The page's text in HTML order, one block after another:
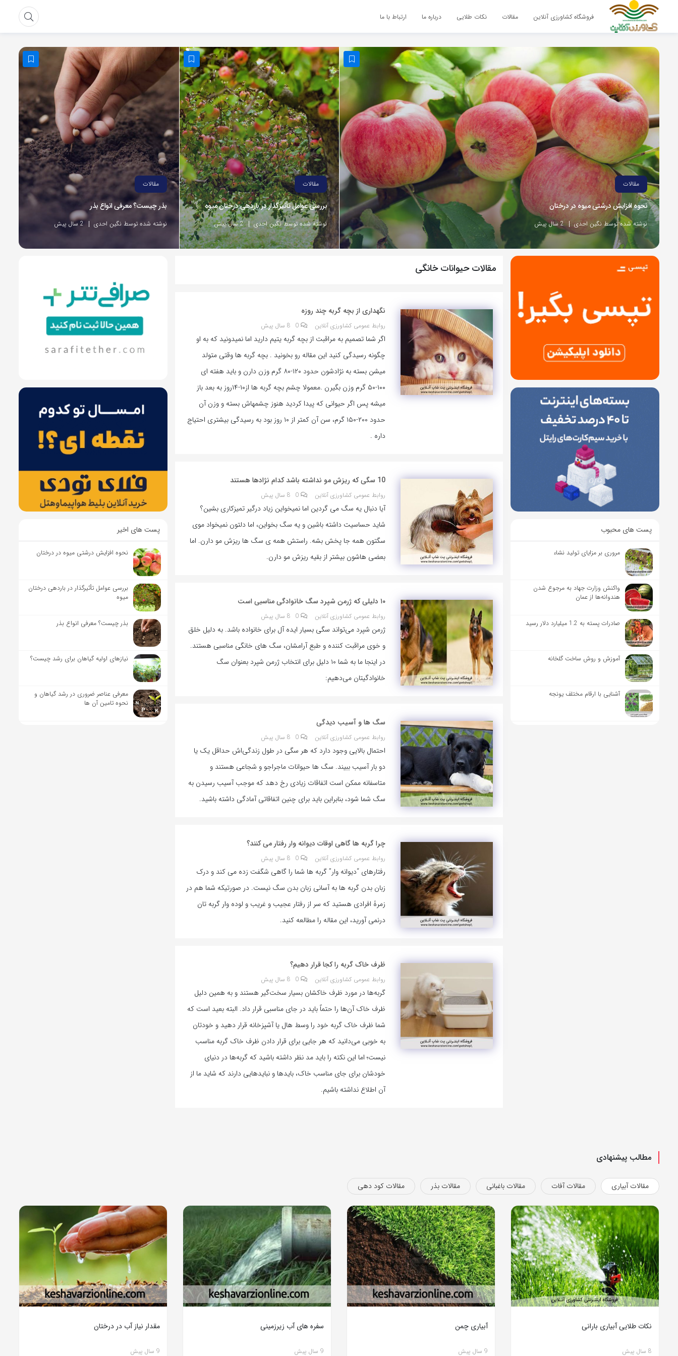
فروشگاه کشاورزی آنلاین مقالات نکات طلایی درباره ما ارتباط با ما
مقالات
نحوه افزایش درشتی میوه در درختان
نوشته شده توسط نگین احدی 2 سال پیش
مقالات
بررسی عوامل تأثیرگذار در باردهی درختان میوه
نوشته شده توسط نگین احدی 2 سال پیش
مقالات
بذر چیست؟ معرفی انواع بذر
نوشته شده توسط نگین احدی 2 سال پیش
پست های محبوب
مروری بر مزایای تولید نشاء‏
واکنش وزارت جهاد به مرجوع شدن
هندوانه‌ها از عمان
صادرات پسته به 1.2 میلیارد دلار رسید
آموزش و روش ساخت گلخانه
آشنایی با ارقام مختلف یونجه
مقالات حیوانات خانگی
نگهداری از بچه گربه چند روزه
روابط عمومی کشاورزی آنلاین 0 8 سال پیش
اگر شما تصمیم به مراقبت از بچه گربه یتیم دارید اما نمیدونید که به او
چگونه رسیدگی کنید این مقاله رو بخونید . بچه گربه ها وقتی متولد
میشن بسته به نژادشون حدود ۱۲۰-۸۰ گرم وزن دارن و باید هفته ای
۱۰۰-۵۰ گرم وزن بگیرن .معمولا چشم بچه گربه ها از۱۰-۱۴روز به بعد باز
میشه پس اگر حیوانی که پیدا کردید هنوز چشمهاش بسته و وزن آن
حدود ۲۰۰-۱۵۰ گرم، سن آن کمتر از ۱۰ روز بود به رسیدگی بیشتری احتیاج
داره .
10 سگی که ریزش مو نداشته باشد کدام نژادها هستند
روابط عمومی کشاورزی آنلاین 0 8 سال پیش
آیا دنبال یه سگ می گردین اما نمیخواین زیاد درگیر تمیزکاری بشین؟
شاید حساسیت داشته باشین و یه سگ بخواین، اما دلتون نمیخواد موی
سگتون همه جا پخش بشه. راستش همه ی سگ ها ریزش مو دارن. اما
بعضی هاشون بیشتر از بقیه ریزش مو دارن.
۱۰ دلیلی که ژرمن شپرد سگ خانوادگی مناسبی است
روابط عمومی کشاورزی آنلاین 0 8 سال پیش
ژرمن شپرد می‌تواند سگی بسیار ایده آل برای خانواده باشد. به دلیل خلق
و خوی مراقبت کننده و طبع آرامشان، سگ های خانگی مناسبی هستند.
در اینجا ما به شما ۱۰ دلیل برای انتخاب ژرمن شپرد بعنوان سگ
خانوادگیتان می‌دهیم:
سگ ها و آسیب دیدگی
روابط عمومی کشاورزی آنلاین 0 8 سال پیش
احتمال بالایی وجود دارد که هر سگی در طول زندگی‌اش حداقل یک یا
دو بار آسیب ببیند. سگ ها حیوانات ماجراجو و شجاعی هستند و
متاسفانه ممکن است اتفاقات زیادی رخ دهد که موجب آسیب رسیدن به
سگ شما شود، بنابراین باید برای چنین اتفاقاتی آمادگی داشته باشید.
چرا گربه ها گاهی اوقات دیوانه وار رفتار می کنند؟
روابط عمومی کشاورزی آنلاین 0 8 سال پیش
رفتارهای “دیوانه وار” گربه ها شما را گاهی شگفت زده می کند و درک
زبان بدن گربه ها به آسانی زبان بدن سگ نیست. در صورتیکه شما هم در
زمرۀ افرادی هستید که سر از رفتار عجیب و غریب و لوده وار گربه تان
درنمی آورید، این مقاله را مطالعه کنید.
ظرف خاک گربه را کجا قرار دهیم؟
روابط عمومی کشاورزی آنلاین 0 8 سال پیش
گربه‌ها در مورد ظرف خاکشان بسیار سخت‌گیر هستند و به همین دلیل
ظرف خاک آن‌ها را حتماً باید در جای مناسبی قرار داد. البته بعید است که
شما ظرف خاک گربه خود را وسط هال یا آشپزخانه قرار دهید و خودتان
به خوبی می‌دانید که هر جایی برای قرار دادن ظرف خاک گربه مناسب
نیست؛ اما این نکته را باید مد نظر داشته باشید که گربه‌ها در دنیای
خودشان برای جای مناسب خاک، بایدها و نبایدهایی دارند که شاید ما از
آن اطلاع نداشته باشیم.
پست های اخیر
نحوه افزایش درشتی میوه در درختان
بررسی عوامل تأثیرگذار در باردهی درختان
میوه
بذر چیست؟ معرفی انواع بذر
نیاز‌های اولیه گیاهان برای رشد چیست؟
معرفی عناصر ضروری در رشد گیاهان و
نحوه تامین آن ها
مطالب پیشنهادی
مقالات آبیاری مقالات آفات مقالات باغبانی مقالات بذر مقالات کود دهی
نکات طلایی آبیاری بارانی
8 سال پیش
آبیاری چمن
9 سال پیش
سفره های آب زیرزمینی
9 سال پیش
مقدار نیاز آب در درختان
9 سال پیش